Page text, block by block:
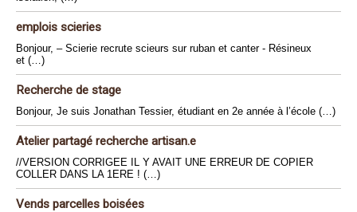
emplois scieries
Bonjour, – Scierie recrute scieurs sur ruban et canter - Résineux
et (…)
Recherche de stage
Bonjour, Je suis Jonathan Tessier, étudiant en 2e année à l’école (…)
Atelier partagé recherche artisan.e
//VERSION CORRIGEE IL Y AVAIT UNE ERREUR DE COPIER
COLLER DANS LA 1ERE ! (…)
Vends parcelles boisées